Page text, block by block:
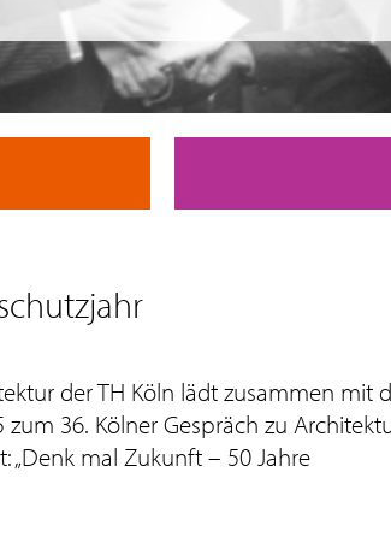
der TH Köln lädt zusammen mit
36. Kölner Gespräch zu
„Denk mal Zukunft – 50 Jahre